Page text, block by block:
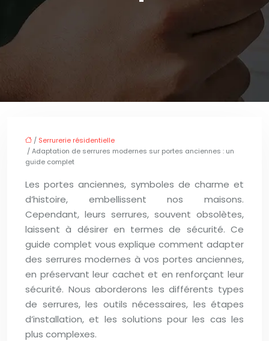
/ Serrurerie résidentielle
/ Adaptation de serrures modernes sur portes anciennes : un
guide complet
Les portes anciennes, symboles de charme et
d’histoire, embellissent nos maisons.
Cependant, leurs serrures, souvent obsolètes,
laissent à désirer en termes de sécurité. Ce
guide complet vous explique comment adapter
des serrures modernes à vos portes anciennes,
en préservant leur cachet et en renforçant leur
sécurité. Nous aborderons les différents types
de serrures, les outils nécessaires, les étapes
d’installation, et les solutions pour les cas les
plus complexes.